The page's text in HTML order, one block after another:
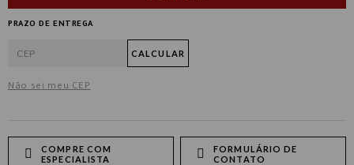
PRAZO DE ENTREGA
CALCULAR
Não sei meu CEP
COMPRE COM
ESPECIALISTA
FORMULÁRIO DE
CONTATO